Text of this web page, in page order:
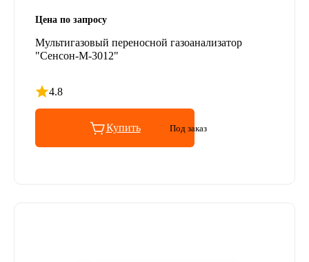
Цена по запросу
Мультигазовый переносной газоанализатор
"Сенсон-М-3012"
4.8
Рейтинг 4.8 из 5
Купить Под заказ